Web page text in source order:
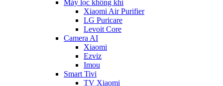
Máy lọc không khí
Xiaomi Air Purifier
LG Puricare
Levoit Core
Camera AI
Xiaomi
Ezviz
Imou
Smart Tivi
TV Xiaomi